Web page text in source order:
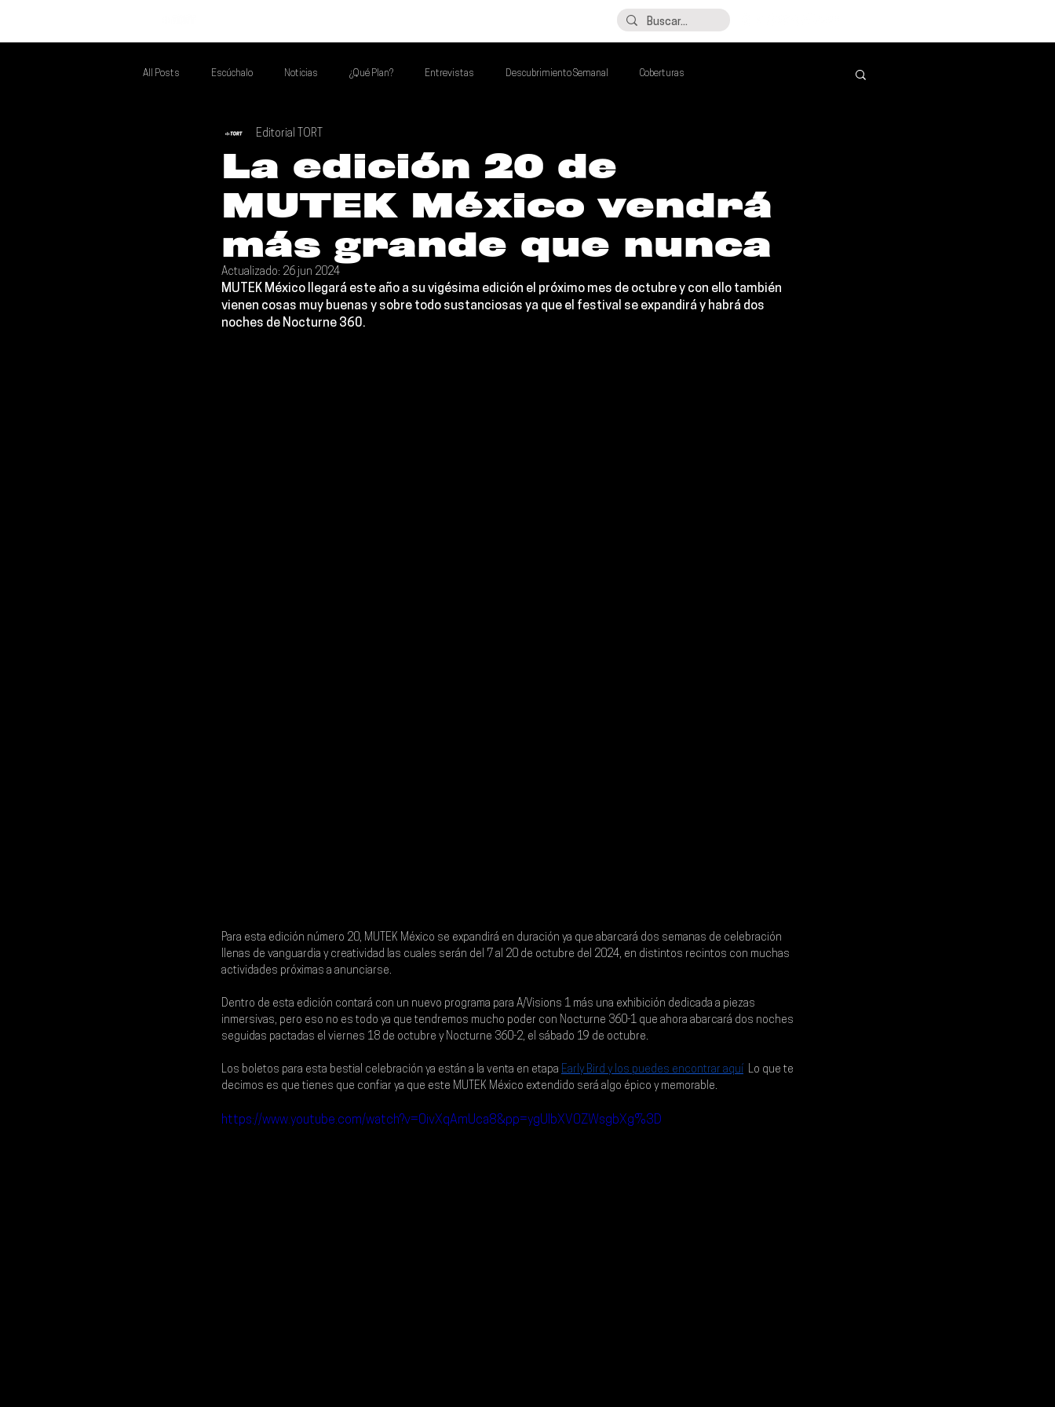
All Posts Escúchalo Noticias ¿Qué Plan? Entrevistas Descubrimiento Semanal Coberturas
Si Te Gusta... Te Recomendamos A...
Poder Latino Que Descubrir Mejores de la Semana Talento Mexa Semanal Álbumes de la Semana
La edición 20 de
MUTEK México vendrá
más grande que nunca
Editorial TORT
Actualizado: 26 jun 2024
MUTEK México llegará este año a su vigésima edición el próximo mes de octubre y con ello también
vienen cosas muy buenas y sobre todo sustanciosas ya que el festival se expandirá y habrá dos
noches de Nocturne 360.
Para esta edición número 20, MUTEK México se expandirá en duración ya que abarcará dos semanas de celebración
llenas de vanguardia y creatividad las cuales serán del 7 al 20 de octubre del 2024, en distintos recintos con muchas
actividades próximas a anunciarse.
Dentro de esta edición contará con un nuevo programa para A/Visions 1 más una exhibición dedicada a piezas
inmersivas, pero eso no es todo ya que tendremos mucho poder con Nocturne 360-1 que ahora abarcará dos noches
seguidas pactadas el viernes 18 de octubre y Nocturne 360-2, el sábado 19 de octubre.
Los boletos para esta bestial celebración ya están a la venta en etapa Early Bird y los puedes encontrar aquí Lo que te
decimos es que tienes que confiar ya que este MUTEK México extendido será algo épico y memorable.
https://www.youtube.com/watch?v=0ivXqAmUca8&pp=ygUIbXV0ZWsgbXg%3D